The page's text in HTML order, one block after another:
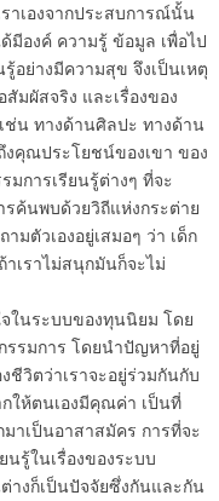
าเองจากประสบการณ์นั้น
มีองค์ ความรู้ ข้อมูล เพื่อไป
อย่างมีความสุข จึงเป็นเหตุ
มผัสจริง และเรื่องของ
ช่น ทางด้านศิลปะ ทางด้าน
คุณประโยชน์ของเขา ของ
มการเรียนรู้ต่างๆ ที่จะ
ค้นพบด้วยวิถีแห่งกระต่าย
มตัวเองอยู่เสมอๆ ว่า เด็ก
เราไม่สนุกมันก็จะไม่
ในระบบของทุนนิยม โดย
รรมการ โดยนำปัญหาที่อยู่
ชีวิตว่าเราจะอยู่ร่วมกันกับ
ให้ตนเองมีคุณค่า เป็นที่
าเป็นอาสาสมัคร การที่จะ
รู้ในเรื่องของระบบ
างก็เป็นปัจจัยซึ่งกันและกัน